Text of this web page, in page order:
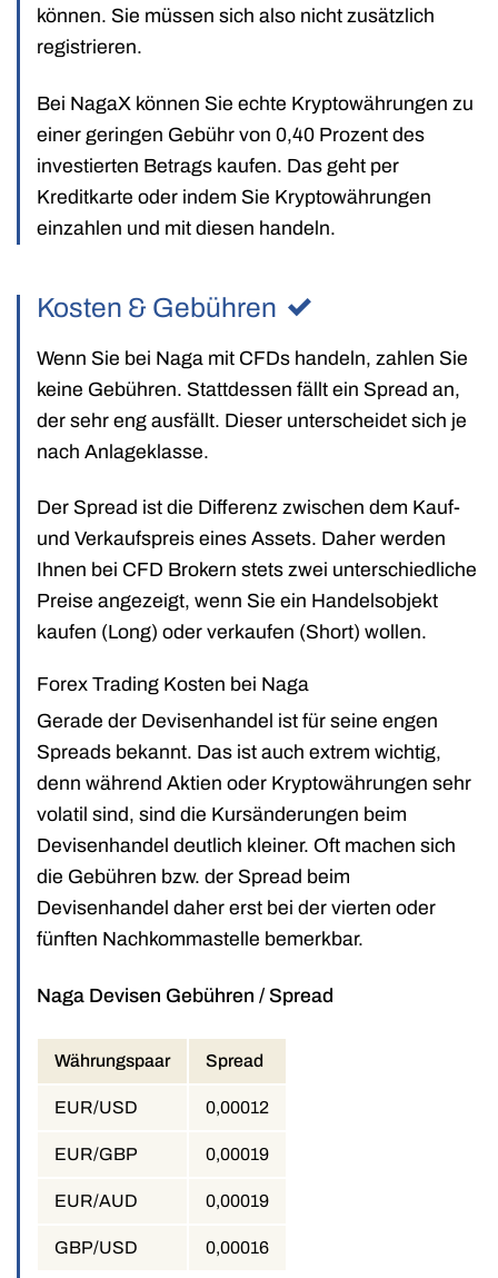
können. Sie müssen sich also nicht zusätzlich
registrieren.
Bei NagaX können Sie echte Kryptowährungen zu
einer geringen Gebühr von 0,40 Prozent des
investierten Betrags kaufen. Das geht per
Kreditkarte oder indem Sie Kryptowährungen
einzahlen und mit diesen handeln.
Kosten & Gebühren
Wenn Sie bei Naga mit CFDs handeln, zahlen Sie
keine Gebühren. Stattdessen fällt ein Spread an,
der sehr eng ausfällt. Dieser unterscheidet sich je
nach Anlageklasse.
Der Spread ist die Differenz zwischen dem Kauf-
und Verkaufspreis eines Assets. Daher werden
Ihnen bei CFD Brokern stets zwei unterschiedliche
Preise angezeigt, wenn Sie ein Handelsobjekt
kaufen (Long) oder verkaufen (Short) wollen.
Forex Trading Kosten bei Naga
Gerade der Devisenhandel ist für seine engen
Spreads bekannt. Das ist auch extrem wichtig,
denn während Aktien oder Kryptowährungen sehr
volatil sind, sind die Kursänderungen beim
Devisenhandel deutlich kleiner. Oft machen sich
die Gebühren bzw. der Spread beim
Devisenhandel daher erst bei der vierten oder
fünften Nachkommastelle bemerkbar.
Naga Devisen Gebühren / Spread
Währungspaar Spread
EUR/USD 0,00012
EUR/GBP 0,00019
EUR/AUD 0,00019
GBP/USD 0,00016